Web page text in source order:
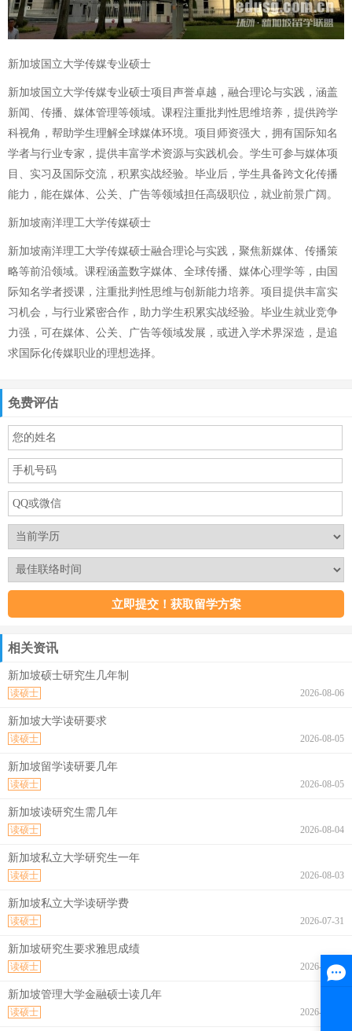
新加坡国立大学传媒专业硕士
新加坡国立大学传媒专业硕士项目声誉卓越，融合理论与实践，涵盖
新闻、传播、媒体管理等领域。课程注重批判性思维培养，提供跨学
科视角，帮助学生理解全球媒体环境。项目师资强大，拥有国际知名
学者与行业专家，提供丰富学术资源与实践机会。学生可参与媒体项
目、实习及国际交流，积累实战经验。毕业后，学生具备跨文化传播
能力，能在媒体、公关、广告等领域担任高级职位，就业前景广阔。
新加坡南洋理工大学传媒硕士
新加坡南洋理工大学传媒硕士融合理论与实践，聚焦新媒体、传播策
略等前沿领域。课程涵盖数字媒体、全球传播、媒体心理学等，由国
际知名学者授课，注重批判性思维与创新能力培养。项目提供丰富实
习机会，与行业紧密合作，助力学生积累实战经验。毕业生就业竞争
力强，可在媒体、公关、广告等领域发展，或进入学术界深造，是追
求国际化传媒职业的理想选择。
免费评估
相关资讯
新加坡硕士研究生几年制
2026-08-06
读硕士
新加坡大学读研要求
2026-08-05
读硕士
新加坡留学读研要几年
2026-08-05
读硕士
新加坡读研究生需几年
2026-08-04
读硕士
新加坡私立大学研究生一年
2026-08-03
读硕士
新加坡私立大学读研学费
2026-07-31
读硕士
新加坡研究生要求雅思成绩
2026-07-31
读硕士
新加坡管理大学金融硕士读几年
2026-07-30
读硕士